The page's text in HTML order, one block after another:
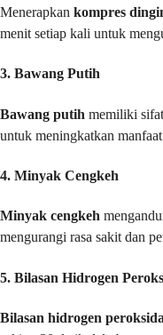
Menerapkan kompres
menit setiap kali untuk
3. Bawang Putih
Bawang putih memiliki
untuk meningkatkan
4. Minyak Cengkeh
Minyak cengkeh
mengurangi rasa sakit dan
5. Bilasan Hidrogen
Bilasan hidrogen peroksida